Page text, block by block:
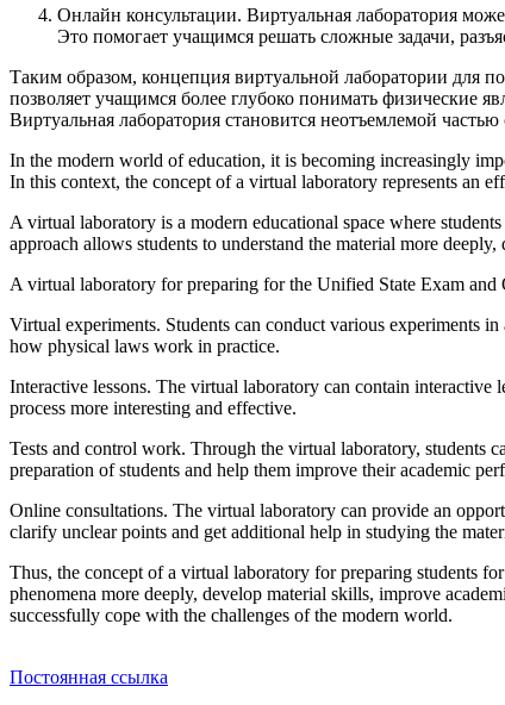
Онлайн консультации. Виртуальная лаборатория
Это помогает учащимся решать сложные задачи,
Таким образом, концепция виртуальной лаборатории для
позволяет учащимся более глубоко понимать физические
Виртуальная лаборатория становится неотъемлемой
In the modern world of education, it is becoming increasingly
In this context, the concept of a virtual laboratory represents an
A virtual laboratory is a modern educational space where
approach allows students to understand the material more
A virtual laboratory for preparing for the Unified State Exam
Virtual experiments. Students can conduct various experiments
how physical laws work in practice.
Interactive lessons. The virtual laboratory can contain interactive
process more interesting and effective.
Tests and control work. Through the virtual laboratory, students
preparation of students and help them improve their academic
Online consultations. The virtual laboratory can provide an
clarify unclear points and get additional help in studying the
Thus, the concept of a virtual laboratory for preparing students
phenomena more deeply, develop material skills, improve
successfully cope with the challenges of the modern world.
Постоянная ссылка